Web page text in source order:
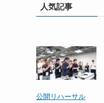
人気記事
公開リハーサル